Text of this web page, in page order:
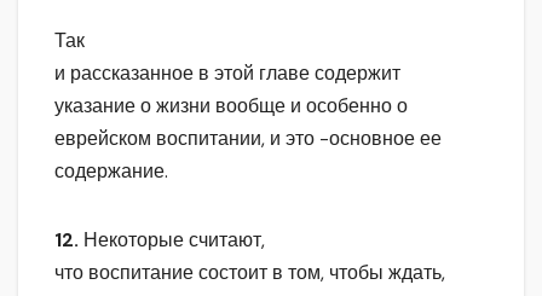
Так
и рассказанное в этой главе содержит
указание о жизни вообще и особенно о
еврейском воспитании, и это -основное ее
содержание.
12. Некоторые считают,
что воспитание состоит в том, чтобы ждать,